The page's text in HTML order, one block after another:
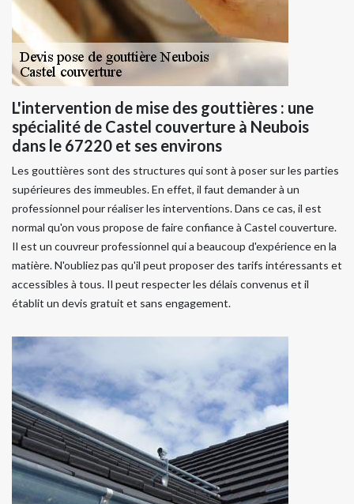
L'intervention de mise des gouttières : une
spécialité de Castel couverture à Neubois
dans le 67220 et ses environs
Les gouttières sont des structures qui sont à poser sur les parties
supérieures des immeubles. En effet, il faut demander à un
professionnel pour réaliser les interventions. Dans ce cas, il est
normal qu'on vous propose de faire confiance à Castel couverture.
Il est un couvreur professionnel qui a beaucoup d'expérience en la
matière. N'oubliez pas qu'il peut proposer des tarifs intéressants et
accessibles à tous. Il peut respecter les délais convenus et il
établit un devis gratuit et sans engagement.